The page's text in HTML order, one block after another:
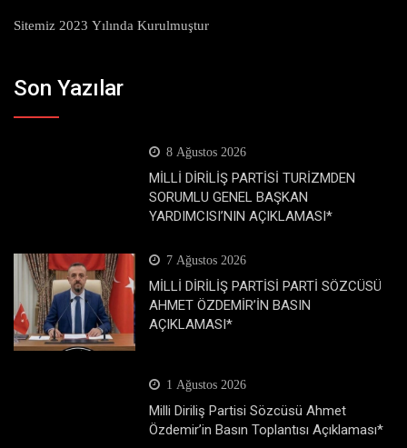
Sitemiz 2023 Yılında Kurulmuştur
Son Yazılar
8 Ağustos 2026
MİLLİ DİRİLİŞ PARTİSİ TURİZMDEN
SORUMLU GENEL BAŞKAN
YARDIMCISI’NIN AÇIKLAMASI*
7 Ağustos 2026
MİLLİ DİRİLİŞ PARTİSİ PARTİ SÖZCÜSÜ
AHMET ÖZDEMİR’İN BASIN
AÇIKLAMASI*
1 Ağustos 2026
Milli Diriliş Partisi Sözcüsü Ahmet
Özdemir’in Basın Toplantısı Açıklaması*